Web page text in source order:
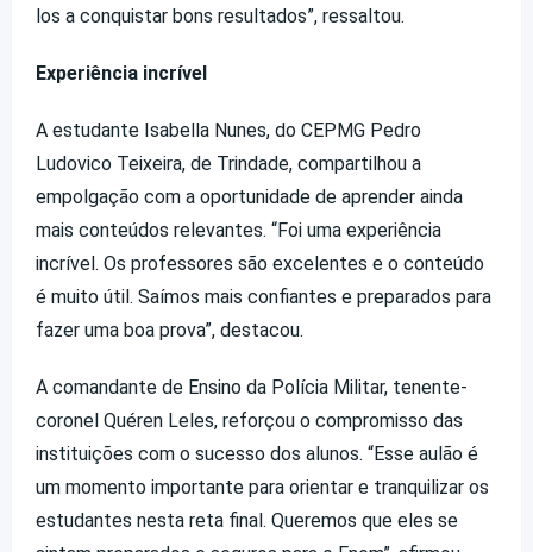
los a conquistar bons resultados”, ressaltou.
Experiência incrível
A estudante Isabella Nunes, do CEPMG Pedro
Ludovico Teixeira, de Trindade, compartilhou a
empolgação com a oportunidade de aprender ainda
mais conteúdos relevantes. “Foi uma experiência
incrível. Os professores são excelentes e o conteúdo
é muito útil. Saímos mais confiantes e preparados para
fazer uma boa prova”, destacou.
A comandante de Ensino da Polícia Militar, tenente-
coronel Quéren Leles, reforçou o compromisso das
instituições com o sucesso dos alunos. “Esse aulão é
um momento importante para orientar e tranquilizar os
estudantes nesta reta final. Queremos que eles se